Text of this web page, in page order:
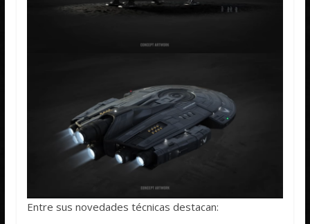
Entre sus novedades técnicas destacan: